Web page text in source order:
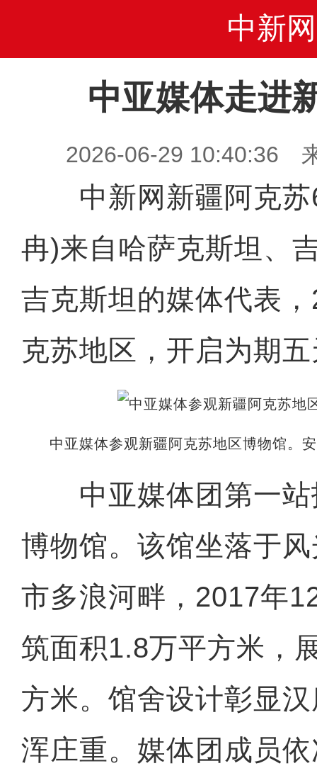
中新网
中亚媒体走进
2026-06-29 10:40:36
中新网新疆阿克苏
冉)来自哈萨克斯坦、
吉克斯坦的媒体代表
克苏地区，开启为期
中亚媒体参观新疆阿克苏地区博物馆。
中亚媒体团第一站
博物馆。该馆坐落于
市多浪河畔，2017年
筑面积1.8万平方米，
方米。馆舍设计彰显
浑庄重。媒体团成员